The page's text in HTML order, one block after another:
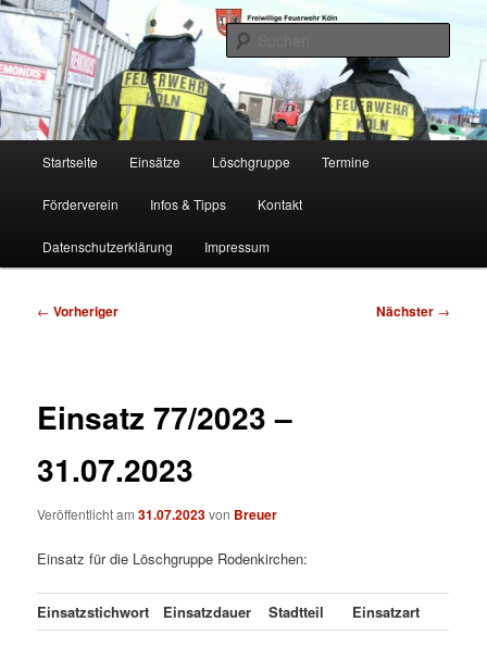
Zum
primären
Inhalt
springenFF Köln, LG RD
Freiwillige Feuerwehr Köln, Löschgruppe Rodenkirchen
Startseite Einsätze Löschgruppe Termine
Förderverein Infos & Tipps Kontakt
Datenschutzerklärung Impressum
Beitragsnavigation
← Vorheriger Nächster →
Einsatz 77/2023 –
31.07.2023
Veröffentlicht am31.07.2023von Breuer
Einsatz für die Löschgruppe Rodenkirchen:
Einsatzstichwort Einsatzdauer Stadtteil Einsatzart